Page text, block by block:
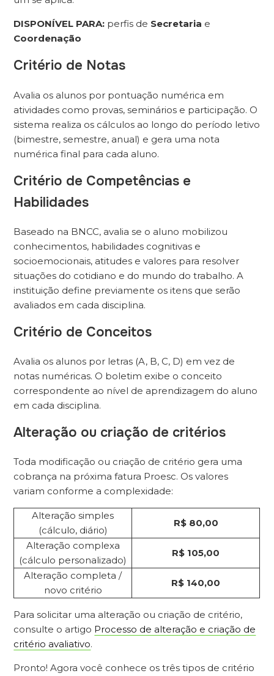
DISPONÍVEL PARA: perfis de Secretaria e
Coordenação
Critério de Notas
Avalia os alunos por pontuação numérica em
atividades como provas, seminários e participação. O
sistema realiza os cálculos ao longo do período letivo
(bimestre, semestre, anual) e gera uma nota
numérica final para cada aluno.
Critério de Competências e
Habilidades
Baseado na BNCC, avalia se o aluno mobilizou
conhecimentos, habilidades cognitivas e
socioemocionais, atitudes e valores para resolver
situações do cotidiano e do mundo do trabalho. A
instituição define previamente os itens que serão
avaliados em cada disciplina.
Critério de Conceitos
Avalia os alunos por letras (A, B, C, D) em vez de
notas numéricas. O boletim exibe o conceito
correspondente ao nível de aprendizagem do aluno
em cada disciplina.
Alteração ou criação de critérios
Toda modificação ou criação de critério gera uma
cobrança na próxima fatura Proesc. Os valores
variam conforme a complexidade:
Alteração simples
(cálculo, diário)
R$ 80,00
Alteração complexa
(cálculo personalizado)
R$ 105,00
Alteração completa /
novo critério
R$ 140,00
Para solicitar uma alteração ou criação de critério,
consulte o artigo Processo de alteração e criação de
critério avaliativo.
Pronto! Agora você conhece os três tipos de critério